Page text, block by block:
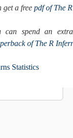
get a free pdf of The
can spend an
of The R
Statistics